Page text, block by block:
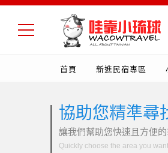
首頁 新進民宿專區
協助您精準尋
讓我們幫助您快速且方便
Quickly choose the area you